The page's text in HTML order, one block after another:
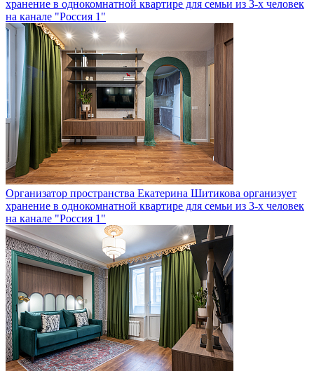
хранение в однокомнатной квартире для семьи из 3-х человек
на канале "Россия 1"
Организатор пространства Екатерина Шитикова организует
хранение в однокомнатной квартире для семьи из 3-х человек
на канале "Россия 1"